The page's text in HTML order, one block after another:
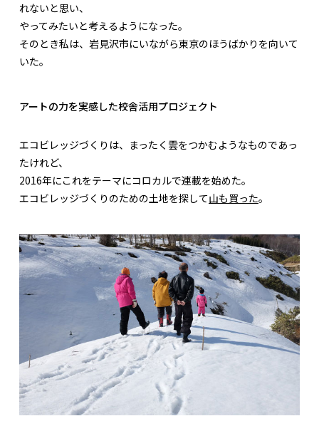
れないと思い、
やってみたいと考えるようになった。
そのとき私は、岩見沢市にいながら東京のほうばかりを向いて
いた。
アートの力を実感した校舎活用プロジェクト
エコビレッジづくりは、まったく雲をつかむようなものであっ
たけれど、
2016年にこれをテーマにコロカルで連載を始めた。
エコビレッジづくりのための土地を探して山も買った。